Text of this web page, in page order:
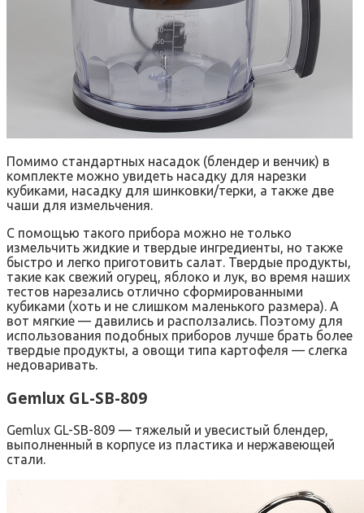
Помимо стандартных насадок (блендер и венчик) в
комплекте можно увидеть насадку для нарезки
кубиками, насадку для шинковки/терки, а также две
чаши для измельчения.
С помощью такого прибора можно не только
измельчить жидкие и твердые ингредиенты, но также
быстро и легко приготовить салат. Твердые продукты,
такие как свежий огурец, яблоко и лук, во время наших
тестов нарезались отлично сформированными
кубиками (хоть и не слишком маленького размера). А
вот мягкие — давились и расползались. Поэтому для
использования подобных приборов лучше брать более
твердые продукты, а овощи типа картофеля — слегка
недоваривать.
Gemlux GL-SB-809
Gemlux GL-SB-809 — тяжелый и увесистый блендер,
выполненный в корпусе из пластика и нержавеющей
стали.